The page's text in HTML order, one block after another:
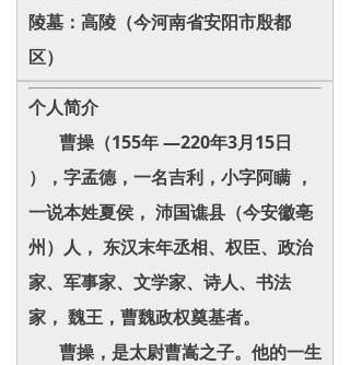
陵墓：高陵（今河南省安阳市殷都
区）
个人简介
曹操（155年 —220年3月15日
），字孟德，一名吉利，小字阿瞒 ，
一说本姓夏侯， 沛国谯县（今安徽亳
州）人， 东汉末年丞相、权臣、政治
家、军事家、文学家、诗人、书法
家， 魏王，曹魏政权奠基者。
曹操，是太尉曹嵩之子。他的一生